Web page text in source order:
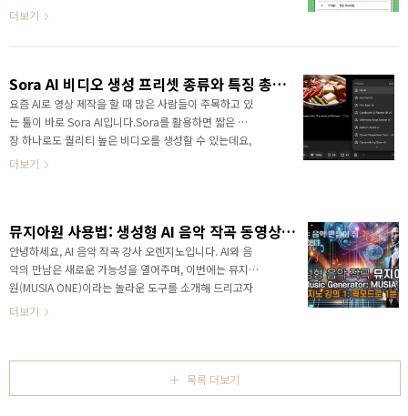
거 집에 가서도 바로 이어서 만들 수 있어요?”“노트북
없어도 된다는 게 진..
에서도 K-POP과 AI를 결합한 실전형 작곡 교육이 시작
K-POP 작곡하기” 강좌의 수강생을 지금 모집 중이에요.
마감: 2025년 6월 13일(금) 교육 기간: 2025년 6월 16
일(월) ~ 7월 8일(화)요일 / 시간: 매주 월·화 오후 2시 ~
5시장소: 강원콘텐츠코리아랩 👨‍🏫 강사 오렌지노이름:
오렌지노(본명 이진호)소속: 다빈치조이 대표경력:아이
더보기
Sora AI 비디오 생성 프리셋 종류와 특징 총정리!
요즘 AI로 영상 제작을 할 때 많은 사람들이 주목하고 있
는 툴이 바로 Sora AI입니다.Sora를 활용하면 짧은 문
장 하나로도 퀄리티 높은 비디오를 생성할 수 있는데요,
여기서 중요한 것이 바로 “프리셋(Preset)” 선택입니다.
은 프롬프트를 입력해도, 어떤 프리셋을 고르느냐에 따
라 영상의 스타일과 분위기가 완전히 달라집니다.오늘
은 Sora AI에 준비된 주요 프리셋들, 그리고 각각의 특
징을 깔끔하게 정리해드리겠습니다. 그 전에 먼저 제가
프리셋을 사용하지 않고..
더보기
뮤지아원 사용법: 생성형 AI 음악 작곡 동영상 강의 1~5 #오렌지노
안녕하세요, AI 음악 작곡 강사 오렌지노입니다. AI와 음
악의 만남은 새로운 가능성을 열어주며, 이번에는 뮤지아
원(MUSIA ONE)이라는 놀라운 도구를 소개해 드리고자
합니다. 그동안 제 강의에서는 ChatGPT와 아이패드의
나만의 음악 만들기 with 개러지밴드’에서도 자세히 다
루었습니다. 하지만 최근 뮤지아원을 사용하면서, 더욱
효율적이고 직관적인 작곡 프로세스를 발견했습니다. 뮤
더보기
목록 더보기